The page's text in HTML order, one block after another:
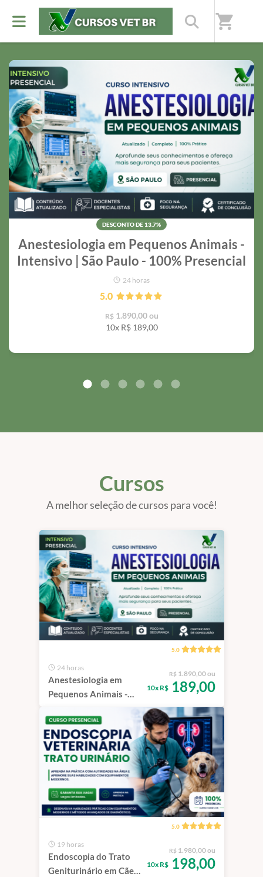
shopping_cart
Nossos destaques
Preços especiais por tempo limitado
DESCONTO DE 13.7%
Anestesiologia em Pequenos Animais -
Intensivo | São Paulo - 100% Presencial
24 horas
5.0
R$1.890,00 ou
10x R$189,00
Cursos
A melhor seleção de cursos para você!
5.0
24 horas
Anestesiologia em
Pequenos Animais -
Intensivo | São Paulo -
100% Presencial
R$ 1.890,00 ou
10x R$189,00
5.0
19 horas
Endoscopia do Trato
Geniturinário em Cães
R$ 1.980,00 ou
10x R$198,00